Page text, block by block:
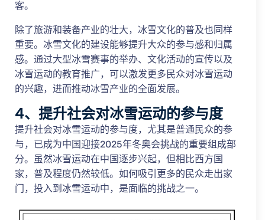
客。
除了旅游和装备产业的壮大，冰雪文化的普及也同样
重要。冰雪文化的建设能够提升大众的参与感和归属
感。通过大型冰雪赛事的举办、文化活动的宣传以及
冰雪运动的教育推广，可以激发更多民众对冰雪运动
的兴趣，进而推动冰雪产业的全面发展。
4、提升社会对冰雪运动的参与度
提升社会对冰雪运动的参与度，尤其是普通民众的参
与，已成为中国迎接2025年冬奥会挑战的重要组成部
分。虽然冰雪运动在中国逐步兴起，但相比西方国
家，普及程度仍然较低。如何吸引更多的民众走出家
门，投入到冰雪运动中，是面临的挑战之一。